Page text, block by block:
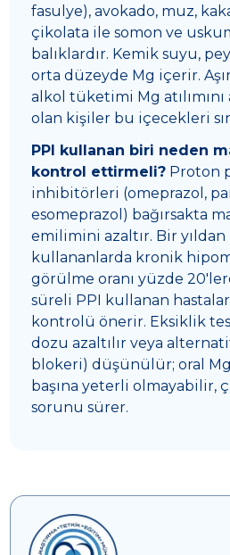
fasulye), avokado, muz,
çikolata ile somon ve
balıklardır. Kemik suyu,
orta düzeyde Mg içerir.
alkol tüketimi Mg atılımını
olan kişiler bu içecekleri
PPI kullanan biri neden
kontrol ettirmeli? Proton
inhibitörleri (omeprazol,
esomeprazol) bağırsakta
emilimini azaltır. Bir
kullananlarda kronik
görülme oranı yüzde
süreli PPI kullanan
kontrolü önerir. Eksiklik
dozu azaltılır veya
blokeri) düşünülür; oral
başına yeterli olmayabilir,
sorunu sürer.